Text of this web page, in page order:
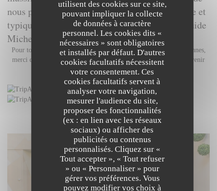
utilisent des cookies sur ce site,
pouvant impliquer la collecte
de données à caractère
personnel. Les cookies dits «
nécessaires » sont obligatoires
et installés par défaut. D'autres
cookies facultatifs nécessitent
votre consentement. Ces
cookies facultatifs servent à
analyser votre navigation,
mesurer l'audience du site,
proposer des fonctionnalités
(ex : en lien avec les réseaux
sociaux) ou afficher des
publicités ou contenus
personnalisés. Cliquez sur «
Tout accepter », « Tout refuser
» ou « Personnaliser » pour
gérer vos préférences. Vous
pouvez modifier vos choix à
nous plongent dans une atmosphère chaleureuse et
typiquement parisienne... Un vrai bonheur !"Guide
Michelin 2019/2020/2021/2022 / 2023/2024
Pour toute demande de réservation de groupe entre 20 et 40 personnes,
merci de nous contacter au 01 46 06 06 64ou bien nous faire parvenir
votre demande de devisen cliquant ici.
A très bientôt au Bistrot du maquis
DÉCOUVRIR LE LIEU